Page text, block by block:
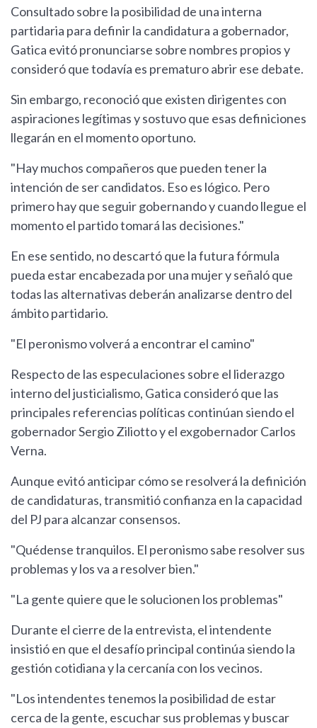
Consultado sobre la posibilidad de una interna
partidaria para definir la candidatura a gobernador,
Gatica evitó pronunciarse sobre nombres propios y
consideró que todavía es prematuro abrir ese debate.
Sin embargo, reconoció que existen dirigentes con
aspiraciones legítimas y sostuvo que esas definiciones
llegarán en el momento oportuno.
"Hay muchos compañeros que pueden tener la
intención de ser candidatos. Eso es lógico. Pero
primero hay que seguir gobernando y cuando llegue el
momento el partido tomará las decisiones."
En ese sentido, no descartó que la futura fórmula
pueda estar encabezada por una mujer y señaló que
todas las alternativas deberán analizarse dentro del
ámbito partidario.
"El peronismo volverá a encontrar el camino"
Respecto de las especulaciones sobre el liderazgo
interno del justicialismo, Gatica consideró que las
principales referencias políticas continúan siendo el
gobernador Sergio Ziliotto y el exgobernador Carlos
Verna.
Aunque evitó anticipar cómo se resolverá la definición
de candidaturas, transmitió confianza en la capacidad
del PJ para alcanzar consensos.
"Quédense tranquilos. El peronismo sabe resolver sus
problemas y los va a resolver bien."
"La gente quiere que le solucionen los problemas"
Durante el cierre de la entrevista, el intendente
insistió en que el desafío principal continúa siendo la
gestión cotidiana y la cercanía con los vecinos.
"Los intendentes tenemos la posibilidad de estar
cerca de la gente, escuchar sus problemas y buscar